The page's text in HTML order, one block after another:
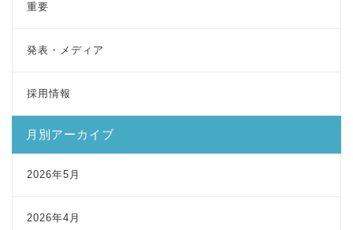
重要
発表・メディア
採用情報
月別アーカイブ
2026年5月
2026年4月